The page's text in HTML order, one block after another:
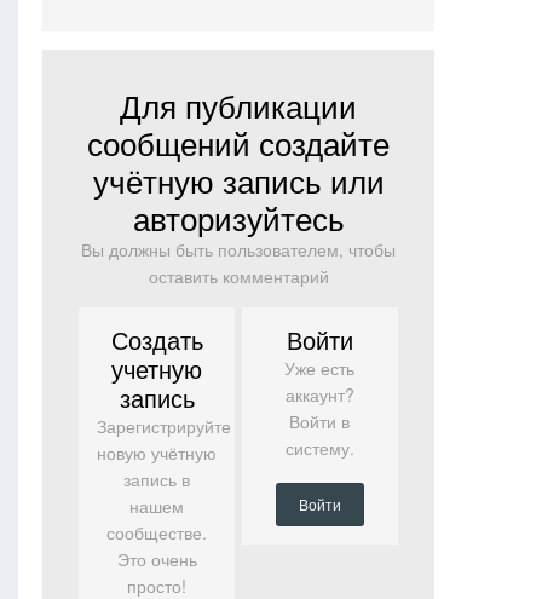
Для публикации
сообщений создайте
учётную запись или
авторизуйтесь
Вы должны быть пользователем, чтобы
оставить комментарий
Создать
учетную
запись
Зарегистрируйте
новую учётную
запись в
нашем
сообществе.
Это очень
просто!
Войти
Уже есть
аккаунт?
Войти в
систему.
Войти